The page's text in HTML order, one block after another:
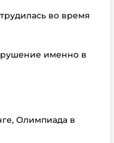
во время
именно в
Олимпиада в